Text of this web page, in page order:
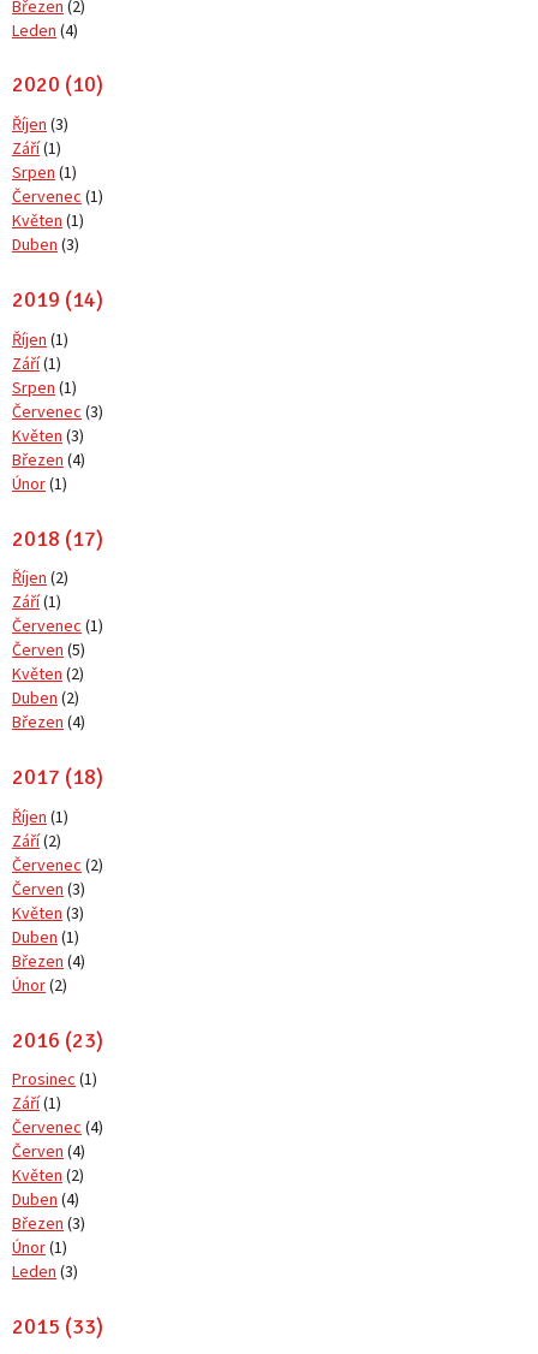
Březen (2)
Leden (4)
2020 (10)
Říjen (3)
Září(1)
Srpen (1)
Červenec (1)
Květen (1)
Duben (3)
2019 (14)
Říjen (1)
Září(1)
Srpen (1)
Červenec (3)
Květen (3)
Březen (4)
Únor(1)
2018 (17)
Říjen (2)
Září(1)
Červenec (1)
Červen (5)
Květen (2)
Duben (2)
Březen (4)
2017 (18)
Říjen (1)
Září(2)
Červenec (2)
Červen (3)
Květen (3)
Duben (1)
Březen (4)
Únor(2)
2016 (23)
Prosinec (1)
Září(1)
Červenec (4)
Červen (4)
Květen (2)
Duben (4)
Březen (3)
Únor(1)
Leden (3)
2015 (33)